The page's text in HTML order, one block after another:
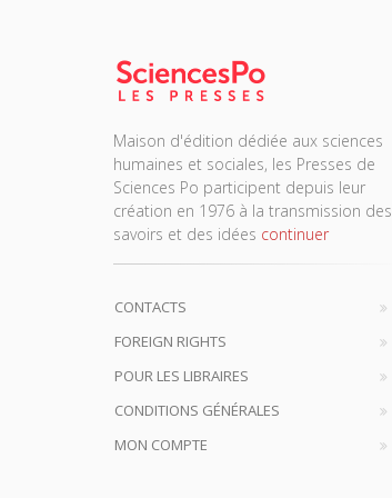
Maison d'édition dédiée aux sciences
humaines et sociales, les Presses de
Sciences Po participent depuis leur
création en 1976 à la transmission des
savoirs et des idées continuer
CONTACTS
FOREIGN RIGHTS
POUR LES LIBRAIRES
CONDITIONS GÉNÉRALES
MON COMPTE